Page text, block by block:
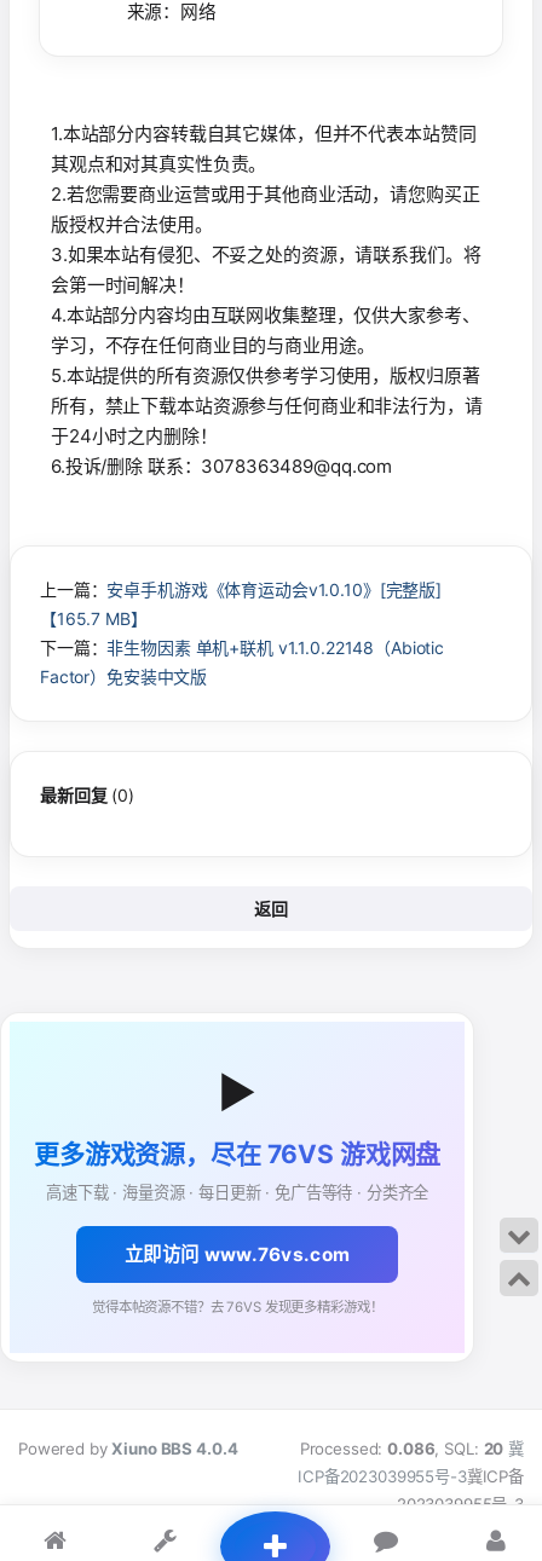
来源：网络
1.本站部分内容转载自其它媒体，但并不代表本站赞同
其观点和对其真实性负责。
2.若您需要商业运营或用于其他商业活动，请您购买正
版授权并合法使用。
3.如果本站有侵犯、不妥之处的资源，请联系我们。将
会第一时间解决！
4.本站部分内容均由互联网收集整理，仅供大家参考、
学习，不存在任何商业目的与商业用途。
5.本站提供的所有资源仅供参考学习使用，版权归原著
所有，禁止下载本站资源参与任何商业和非法行为，请
于24小时之内删除！
6.投诉/删除 联系：3078363489@qq.com
上一篇： 安卓手机游戏《体育运动会v1.0.10》[完整版]
【165.7 MB】
下一篇：非生物因素 单机+联机 v1.1.0.22148（Abiotic
Factor）免安装中文版
最新回复(0)
返回
▶
更多游戏资源，尽在 76VS 游戏网盘
高速下载 · 海量资源 · 每日更新 · 免广告等待 · 分类齐全
立即访问 www.76vs.com
觉得本帖资源不错？去 76VS 发现更多精彩游戏！
Powered byXiuno BBS4.0.4 Processed:0.086, SQL: 20 冀
ICP备2023039955号-3冀ICP备
2023039955号-3